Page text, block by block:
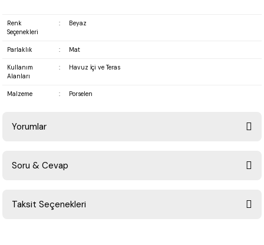
Renk
Seçenekleri
: Beyaz
Parlaklık : Mat
Kullanım
Alanları
: Havuz İçi ve Teras
Malzeme : Porselen
Yorumlar
Soru & Cevap
Taksit Seçenekleri